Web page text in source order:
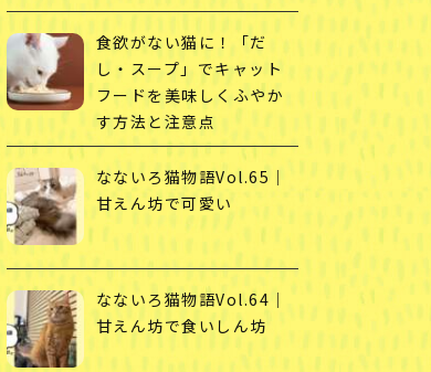
食欲がない猫に！「だ
し・スープ」でキャット
フードを美味しくふやか
す方法と注意点
なないろ猫物語Vol.65｜
甘えん坊で可愛い
なないろ猫物語Vol.64｜
甘えん坊で食いしん坊